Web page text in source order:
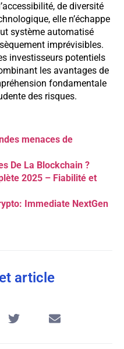
de diversité
elle n’échappe
système automatisé
imprévisibles.
investisseurs potentiels
les avantages de
fondamentale
des risques.
menaces de
De La Blockchain ?
2025 – Fiabilité et
Immediate NextGen
article